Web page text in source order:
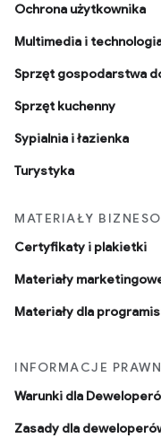
Ochrona użytkownika
Multimedia i
Sprzęt gospodarstwa
Sprzęt kuchenny
Sypialnia i łazienka
Turystyka
MATERIAŁY
Certyfikaty i plakietki
Materiały
Materiały dla
INFORMACJE
Warunki dla
Zasady dla